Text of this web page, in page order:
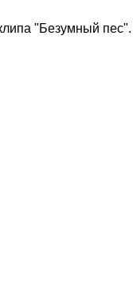
"Безумный пес".